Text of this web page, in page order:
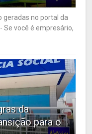
geradas no portal da
você é empresário,
da
para o